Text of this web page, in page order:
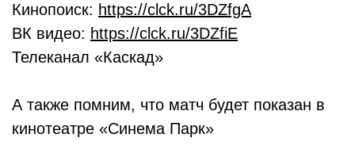
Кинопоиск: https://clck.ru/3DZfgA
ВК видео: https://clck.ru/3DZfiE
Телеканал «Каскад»
А также помним, что матч будет показан в
кинотеатре «Синема Парк»